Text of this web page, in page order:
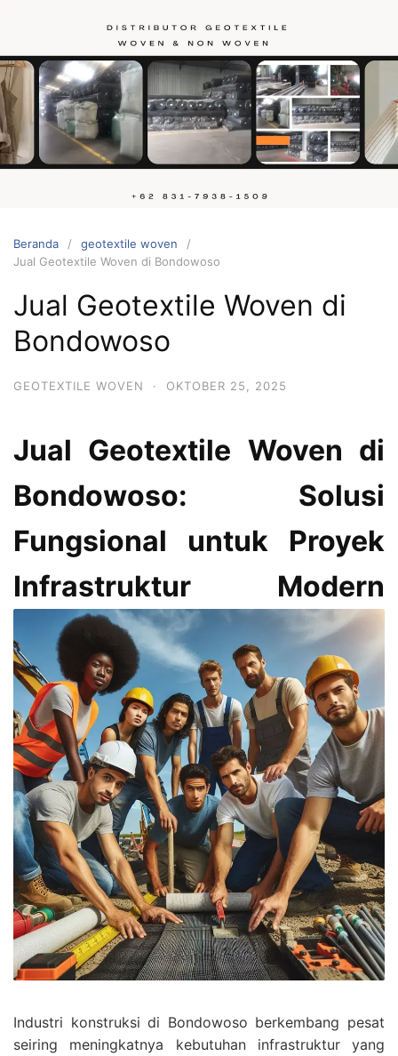
konten
Hubungi
kami
Beranda
geotextile woven
Jual Geotextile Woven di Bondowoso
Jual Geotextile Woven di
Bondowoso
GEOTEXTILE WOVEN · OKTOBER 25, 2025
Jual Geotextile Woven di
Bondowoso: Solusi
Fungsional untuk Proyek
Infrastruktur Modern
Industri konstruksi di Bondowoso berkembang pesat
seiring meningkatnya kebutuhan infrastruktur yang